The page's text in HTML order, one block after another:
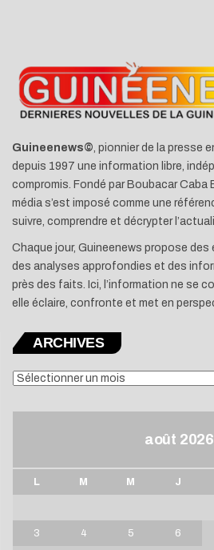
Guineenews© , pionnier de la presse
depuis 1997 une information libre,
compromis. Fondé par Boubacar Caba
média s’est imposé comme une
suivre, comprendre et décrypter
Chaque jour, Guineenews propose des
des analyses approfondies et des
près des faits. Ici, l’information ne se
elle éclaire, confronte et met en
ARCHIVES
ARCHIVES
août 2026
L M M J
3 4 5 6